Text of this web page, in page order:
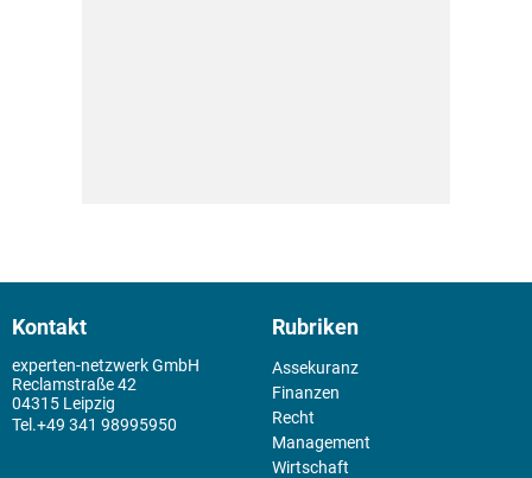
Kontakt
experten-netzwerk GmbH
Reclamstraße 42
04315 Leipzig
+49 341 98995950
Rubriken
Assekuranz
Finanzen
Recht
Management
Wirtschaft